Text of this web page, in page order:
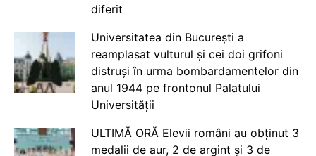
diferit
Universitatea din București a
reamplasat vulturul și cei doi grifoni
distruși în urma bombardamentelor din
anul 1944 pe frontonul Palatului
Universității
ULTIMĂ ORĂ Elevii români au obținut 3
medalii de aur, 2 de argint și 3 de